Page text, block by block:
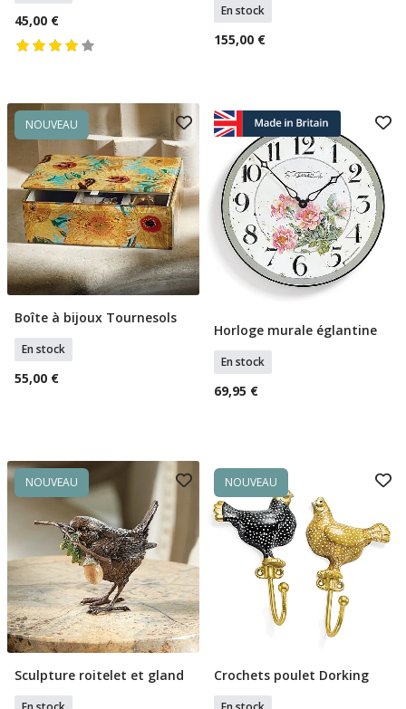
45,00 €
En stock
155,00 €
NOUVEAU
Ajouter Au Panier
Boîte à bijoux Tournesols
En stock
55,00 €
Ajouter Au Panier
Horloge murale églantine
En stock
69,95 €
NOUVEAU
Ajouter Au Panier
Sculpture roitelet et gland
NOUVEAU
Ajouter Au Panier
Crochets poulet Dorking